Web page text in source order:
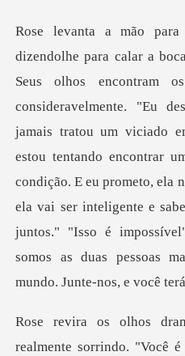
jamais tratou um viciado
estou tentando encontrar
condição. E eu prometo, ela
ela vai ser int
realmente sorrindo. "Você